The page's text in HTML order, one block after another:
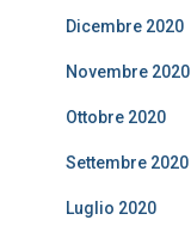
Dicembre 2020
Novembre 2020
Ottobre 2020
Settembre 2020
Luglio 2020